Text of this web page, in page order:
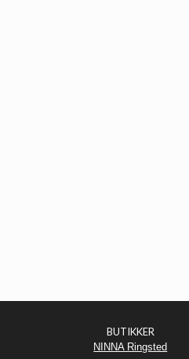
BUTIKKER
NINNA Ringsted